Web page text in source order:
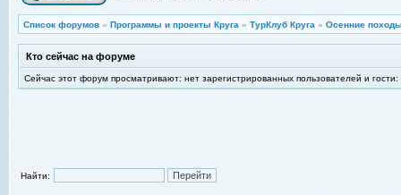
Список форумов » Программы и проекты Круга » ТурКлуб Круга » Осенние
Кто сейчас на форуме
Сейчас этот форум просматривают: нет зарегистрированных пользователей и гости:
Найти: